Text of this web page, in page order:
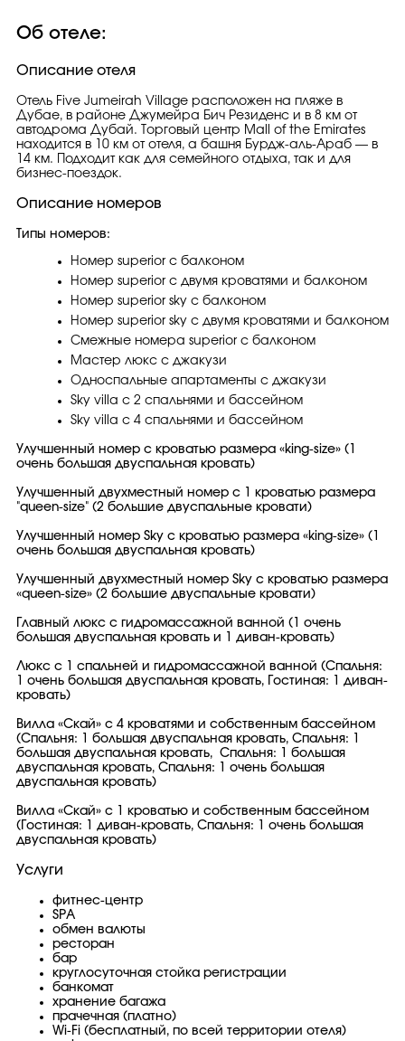
Об отеле:
Описание отеля
Отель Five Jumeirah Village расположен на пляже в
Дубае, в районе Джумейра Бич Резиденс и в 8 км от
автодрома Дубай. Торговый центр Mall of the Emirates
находится в 10 км от отеля, а башня Бурдж-аль-Араб — в
14 км. Подходит как для семейного отдыха, так и для
бизнес-поездок.
Описание номеров
Типы номеров:
Номер superior с балконом
Номер superior с двумя кроватями и балконом
Номер superior sky с балконом
Номер superior sky с двумя кроватями и балконом
Смежные номера superior с балконом
Мастер люкс с джакузи
Односпальные апартаменты с джакузи
Sky villa с 2 спальнями и бассейном
Sky villa с 4 спальнями и бассейном
Улучшенный номер с кроватью размера «king-size» (1
очень большая двуспальная кровать)
Улучшенный двухместный номер с 1 кроватью размера
"queen-size" (2 большие двуспальные кровати)
Улучшенный номер Sky с кроватью размера «king-size» (1
очень большая двуспальная кровать)
Улучшенный двухместный номер Sky с кроватью размера
«queen-size» (2 большие двуспальные кровати)
Главный люкс с гидромассажной ванной (1 очень
большая двуспальная кровать и 1 диван-кровать)
Люкс с 1 спальней и гидромассажной ванной (Спальня:
1 очень большая двуспальная кровать, Гостиная: 1 диван-
кровать)
Вилла «Скай» с 4 кроватями и собственным бассейном
(Спальня: 1 большая двуспальная кровать, Спальня: 1
большая двуспальная кровать, Спальня: 1 большая
двуспальная кровать, Спальня: 1 очень большая
двуспальная кровать)
Вилла «Скай» с 1 кроватью и собственным бассейном
(Гостиная: 1 диван-кровать, Спальня: 1 очень большая
двуспальная кровать)
Услуги
фитнес-центр
SPA
обмен валюты
ресторан
бар
круглосуточная стойка регистрации
банкомат
хранение багажа
прачечная (платно)
Wi-Fi (бесплатный, по всей территории отеля)